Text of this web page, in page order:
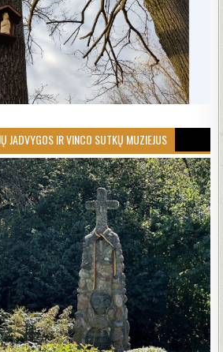
JADVYGOS IR VINCO SUTKŲ MUZIEJUS